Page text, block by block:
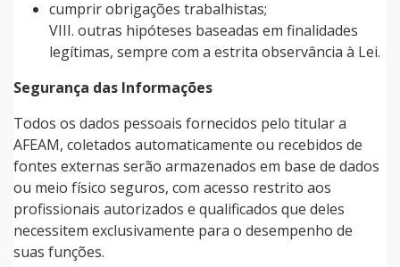
cumprir obrigações trabalhistas;
VIII. outras hipóteses baseadas em finalidades
legítimas, sempre com a estrita observância à Lei.
Segurança das Informações
Todos os dados pessoais fornecidos pelo titular a
AFEAM, coletados automaticamente ou recebidos de
fontes externas serão armazenados em base de dados
ou meio físico seguros, com acesso restrito aos
profissionais autorizados e qualificados que deles
necessitem exclusivamente para o desempenho de
suas funções.